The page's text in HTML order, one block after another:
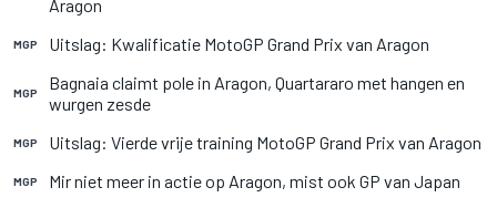
Aragon
MGP Uitslag: Kwalificatie MotoGP Grand Prix van Aragon
MGP
Bagnaia claimt pole in Aragon, Quartararo met hangen en
wurgen zesde
MGP Uitslag: Vierde vrije training MotoGP Grand Prix van Aragon
MGP Mir niet meer in actie op Aragon, mist ook GP van Japan